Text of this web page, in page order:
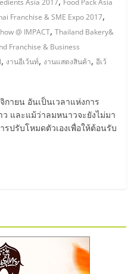
Asia 2017 Food Pack Asia
Franchise & SME Expo 2017,
@ IMPACT,Thailand Bakery&
Franchise & Business
, งานอีเว้นท์, งานแสดงสินค้า,อีเว้
ายน อันเป็นเวลาแห่งการ
และแม้ว่าลมหนาวจะยังไม่มา
รปรับโหมดตัวเองเพื่อให้ต้อนรับ